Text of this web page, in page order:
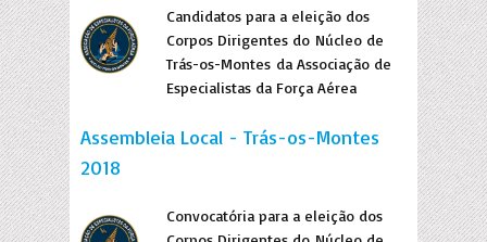
Candidatos para a eleição dos
Corpos Dirigentes do Núcleo de
Trás-os-Montes da Associação de
Especialistas da Força Aérea
Assembleia Local - Trás-os-Montes
2018
Convocatória para a eleição dos